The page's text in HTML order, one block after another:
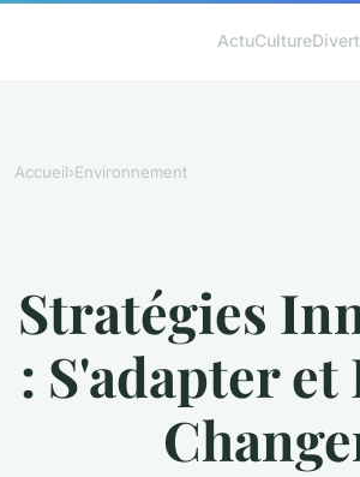
ActuCulture
Accueil›Environnement
Stratégies
: S'adapter